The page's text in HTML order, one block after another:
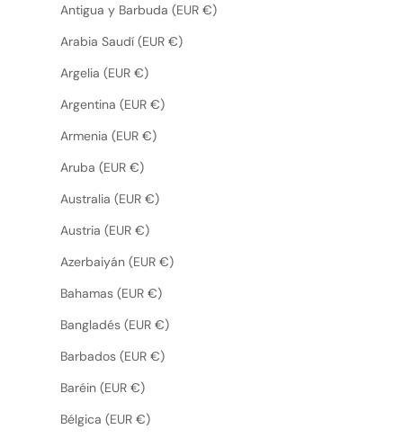
Antigua y Barbuda (EUR €)
Arabia Saudí (EUR €)
Argelia (EUR €)
Argentina (EUR €)
Armenia (EUR €)
Aruba (EUR €)
Australia (EUR €)
Austria (EUR €)
Azerbaiyán (EUR €)
Bahamas (EUR €)
Bangladés (EUR €)
Barbados (EUR €)
Baréin (EUR €)
Bélgica (EUR €)